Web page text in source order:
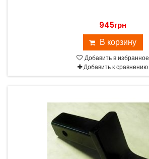
945грн
В корзину
Добавить в избранное
Добавить к сравнению